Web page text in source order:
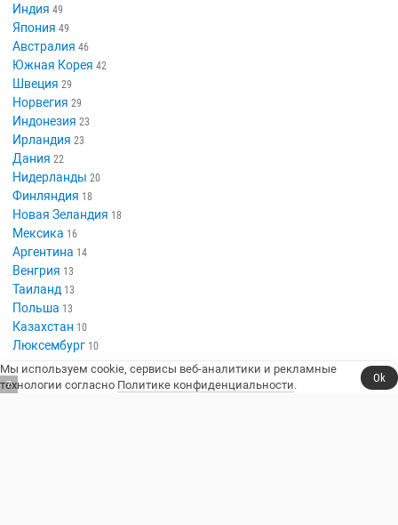
Индия 49
Япония 49
Австралия 46
Южная Корея 42
Швеция 29
Норвегия 29
Индонезия 23
Ирландия 23
Дания 22
Нидерланды 20
Финляндия 18
Новая Зеландия 18
Мексика 16
Аргентина 14
Венгрия 13
Таиланд 13
Польша 13
Казахстан 10
Люксембург 10
Мы используем cookie, сервисы веб-аналитики и рекламные
технологии согласно Политике конфиденциальности.
Ok
6